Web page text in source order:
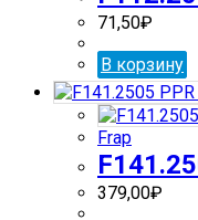
71,50₽
В корзину
Frap
379,00₽